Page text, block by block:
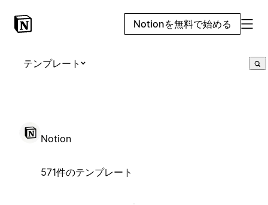
Notionを無料で始める
テンプレート
Notion
571件のテンプレート